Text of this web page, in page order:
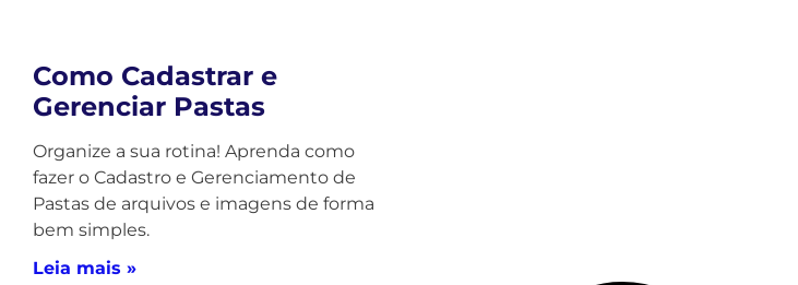
Como Cadastrar e
Gerenciar Pastas
Organize a sua rotina! Aprenda como
fazer o Cadastro e Gerenciamento de
Pastas de arquivos e imagens de forma
bem simples.
Leia mais »